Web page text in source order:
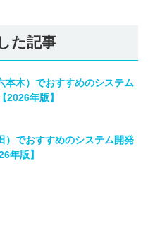
た記事
本木）でおすすめのシステム
2026年版】
）でおすすめのシステム開発
年版】